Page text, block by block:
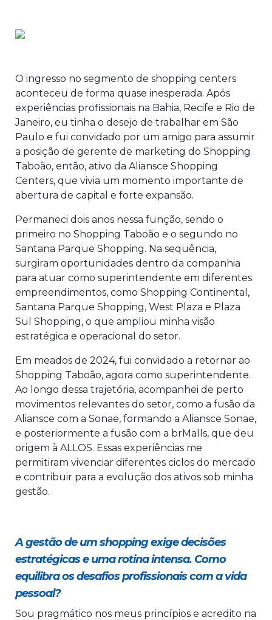
O ingresso no segmento de shopping centers
aconteceu de forma quase inesperada. Após
experiências profissionais na Bahia, Recife e Rio de
Janeiro, eu tinha o desejo de trabalhar em São
Paulo e fui convidado por um amigo para assumir
a posição de gerente de marketing do Shopping
Taboão, então, ativo da Aliansce Shopping
Centers, que vivia um momento importante de
abertura de capital e forte expansão.
Permaneci dois anos nessa função, sendo o
primeiro no Shopping Taboão e o segundo no
Santana Parque Shopping. Na sequência,
surgiram oportunidades dentro da companhia
para atuar como superintendente em diferentes
empreendimentos, como Shopping Continental,
Santana Parque Shopping, West Plaza e Plaza
Sul Shopping, o que ampliou minha visão
estratégica e operacional do setor.
Em meados de 2024, fui convidado a retornar ao
Shopping Taboão, agora como superintendente.
Ao longo dessa trajetória, acompanhei de perto
movimentos relevantes do setor, como a fusão da
Aliansce com a Sonae, formando a Aliansce Sonae,
e posteriormente a fusão com a brMalls, que deu
origem à ALLOS. Essas experiências me
permitiram vivenciar diferentes ciclos do mercado
e contribuir para a evolução dos ativos sob minha
gestão.
A gestão de um shopping exige decisões
estratégicas e uma rotina intensa. Como
equilibra os desafios profissionais com a vida
pessoal?
Sou pragmático nos meus princípios e acredito na